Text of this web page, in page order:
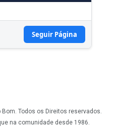
Seguir Página
Todos os Direitos reservados.
na comunidade desde 1986.